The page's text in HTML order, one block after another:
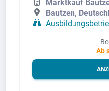
Marktkauf
Bautzen,
Ab